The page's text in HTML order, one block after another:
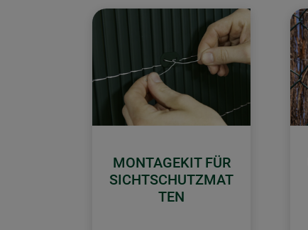
MONTAGEKIT FÜR
SICHTSCHUTZMAT
TEN